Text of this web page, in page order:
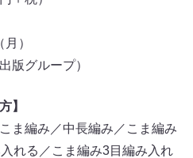
）
版グループ）
】
ま編み／中長編み／こま編み
れる／こま編み3目編み入れ